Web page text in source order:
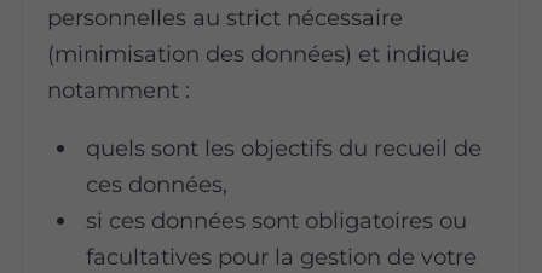
personnelles au strict nécessaire
(minimisation des données) et indique
notamment :
quels sont les objectifs du recueil de
ces données,
si ces données sont obligatoires ou
facultatives pour la gestion de votre